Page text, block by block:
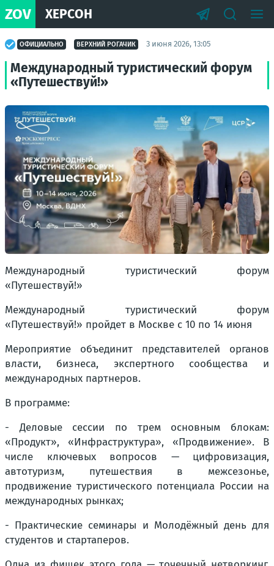
ZOV ХЕРСОН
ОФИЦИАЛЬНО ВЕРХНИЙ РОГАЧИК 3 июня 2026, 13:05
Международный туристический форум
«Путешествуй!»
Международный туристический форум
«Путешествуй!»
Международный туристический форум
«Путешествуй!» пройдет в Москве с 10 по 14 июня
Мероприятие объединит представителей органов
власти, бизнеса, экспертного сообщества и
международных партнеров.
В программе:
- Деловые сессии по трем основным блокам:
«Продукт», «Инфраструктура», «Продвижение». В
числе ключевых вопросов — цифровизация,
автотуризм, путешествия в межсезонье,
продвижение туристического потенциала России на
международных рынках;
- Практические семинары и Молодёжный день для
студентов и стартаперов.